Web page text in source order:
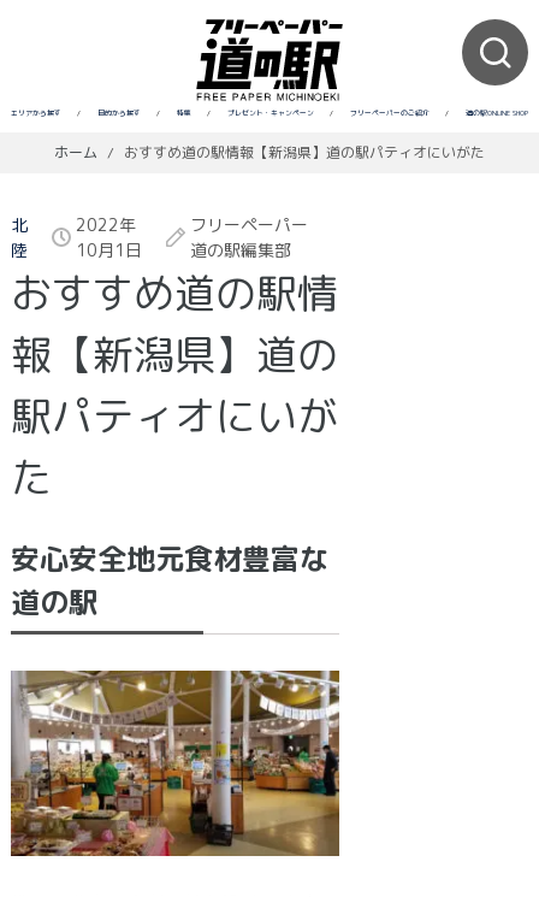
エリアから探す / 目的から探す / 特集 / プレゼント・キャンペーン / フリーペーパーのご紹介 / 道の駅ONLINE SHOP
ホーム / おすすめ道の駅情報【新潟県】道の駅パティオにいがた
北
陸
2022年
10月1日
フリーペーパー
道の駅編集部
おすすめ道の駅情
報【新潟県】道の
駅パティオにいが
た
安心安全地元食材豊富な
道の駅